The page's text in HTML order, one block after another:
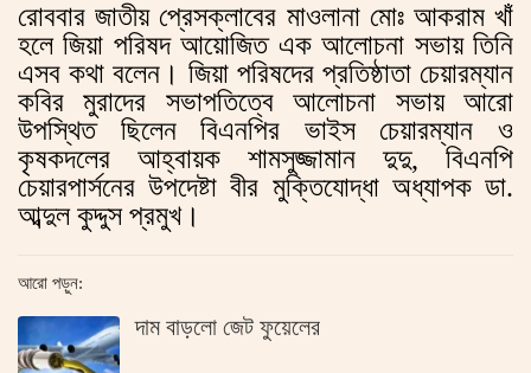
রোববার জাতীয় প্রেসক্লাবের মাওলানা মোঃ আকরাম খাঁ
হলে জিয়া পরিষদ আয়োজিত এক আলোচনা সভায় তিনি
এসব কথা বলেন। জিয়া পরিষদের প্রতিষ্ঠাতা চেয়ারম্যান
কবির মুরাদের সভাপতিত্বে আলোচনা সভায় আরো
উপস্থিত ছিলেন বিএনপির ভাইস চেয়ারম্যান ও
কৃষকদলের আহ্বায়ক শামসুজ্জামান দুদু, বিএনপি
চেয়ারপার্সনের উপদেষ্টা বীর মুক্তিযোদ্ধা অধ্যাপক ডা.
আব্দুল কুদ্দুস প্রমুখ।
আরো পড়ুন:
দাম বাড়লো জেট ফুয়েলের